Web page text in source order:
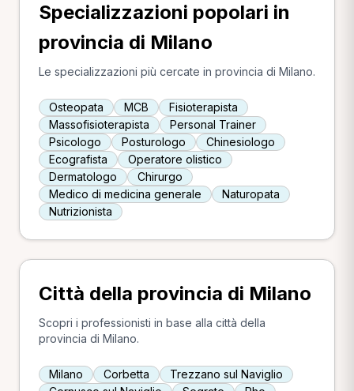
Specializzazioni popolari in
provincia di Milano
Le specializzazioni più cercate in provincia di Milano.
Osteopata MCB
Fisioterapista
Massofisioterapista
Personal Trainer
Psicologo
Posturologo
Chinesiologo
Ecografista
Operatore olistico
Dermatologo
Chirurgo
Medico di medicina generale
Naturopata
Nutrizionista
Città della provincia di Milano
Scopri i professionisti in base alla città della
provincia di Milano.
Milano Corbetta
Trezzano sul Naviglio